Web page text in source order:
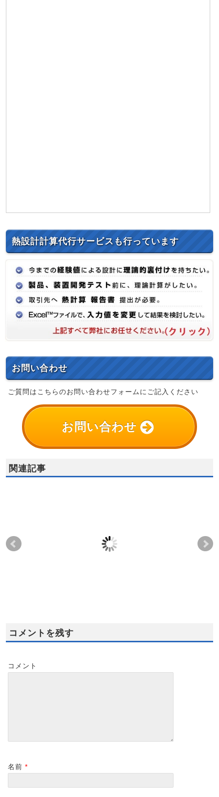
熱設計計算代行サービスも行っています
お問い合わせ
ご質問はこちらのお問い合わせフォームにご記入ください
お問い合わせ
関連記事
[オンライン 基礎水冷空
(過去開催)第6回伝熱セ
(過
コメントを残す
コメント
名前 *